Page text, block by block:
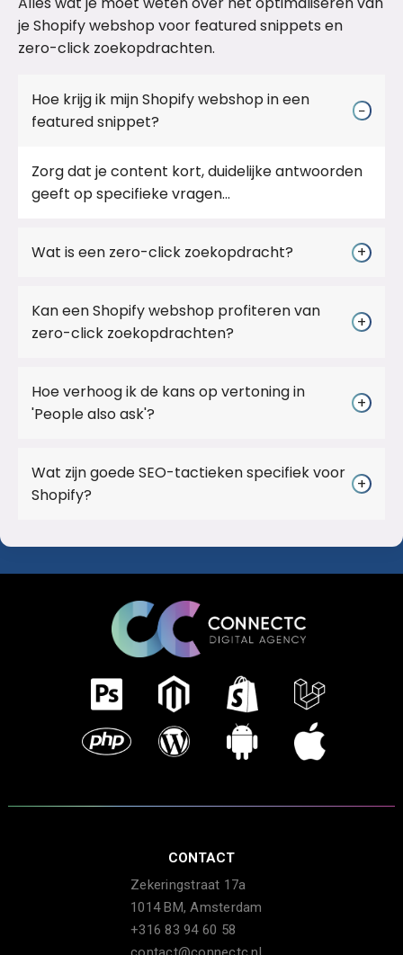
je Shopify webshop voor featured snippets en
zero-click zoekopdrachten.
Hoe krijg ik mijn Shopify webshop in een
featured snippet?
−
Zorg dat je content kort, duidelijke antwoorden
geeft op specifieke vragen...
Wat is een zero-click zoekopdracht? +
Kan een Shopify webshop profiteren van
zero-click zoekopdrachten?
+
Hoe verhoog ik de kans op vertoning in
'People also ask'?
+
Wat zijn goede SEO-tactieken specifiek voor
Shopify?
+
CONTACT
Zekeringstraat 17a
1014 BM, Amsterdam
+316 83 94 60 58